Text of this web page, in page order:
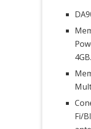
4GB.
Fi/